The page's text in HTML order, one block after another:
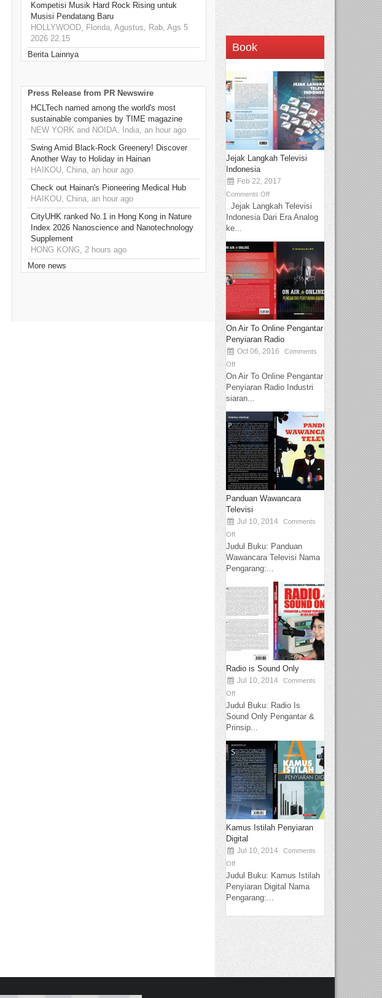
Kompetisi Musik Hard Rock Rising untuk
Musisi Pendatang Baru
HOLLYWOOD, Florida, Agustus, Rab, Ags 5
2026 22.15
Berita Lainnya
Press Release from PR Newswire
HCLTech named among the world's most
sustainable companies by TIME magazine
NEW YORK and NOIDA, India, an hour ago
Swing Amid Black‑Rock Greenery! Discover
Another Way to Holiday in Hainan
HAIKOU, China, an hour ago
Check out Hainan's Pioneering Medical Hub
HAIKOU, China, an hour ago
CityUHK ranked No.1 in Hong Kong in Nature
Index 2026 Nanoscience and Nanotechnology
Supplement
HONG KONG, 2 hours ago
More news
Book
Jejak Langkah Televisi
Indonesia
Feb 22, 2017
Comments Off
Jejak Langkah Televisi
Indonesia Dari Era Analog
ke...
On Air To Online Pengantar
Penyiaran Radio
Oct 06, 2016
Comments
Off
On Air To Online Pengantar
Penyiaran Radio Industri
siaran...
Panduan Wawancara
Televisi
Jul 10, 2014
Comments
Off
Judul Buku: Panduan
Wawancara Televisi Nama
Pengarang:...
Radio is Sound Only
Jul 10, 2014
Comments
Off
Judul Buku: Radio Is
Sound Only Pengantar &
Prinsip...
Kamus Istilah Penyiaran
Digital
Jul 10, 2014
Comments
Off
Judul Buku: Kamus Istilah
Penyiaran Digital Nama
Pengarang:...